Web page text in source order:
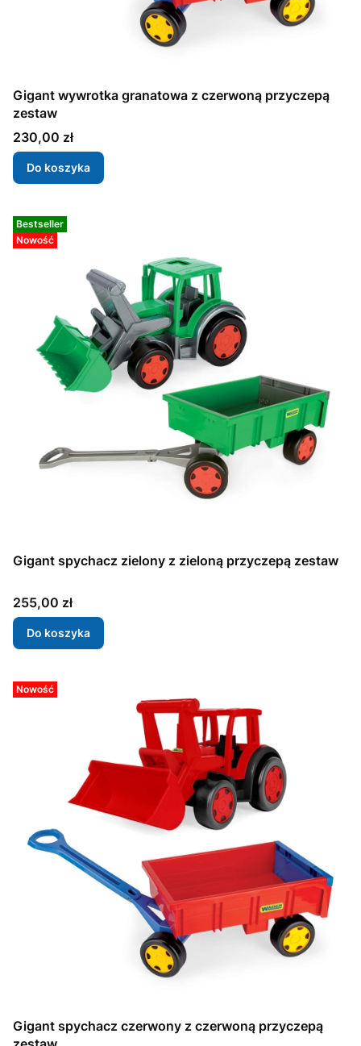
Gigant wywrotka granatowa z czerwoną przyczepą
zestaw
Cena
230,00 zł
Do koszyka
Bestseller
Nowość
Gigant spychacz zielony z zieloną przyczepą zestaw
Cena
255,00 zł
Do koszyka
Nowość
Gigant spychacz czerwony z czerwoną przyczepą